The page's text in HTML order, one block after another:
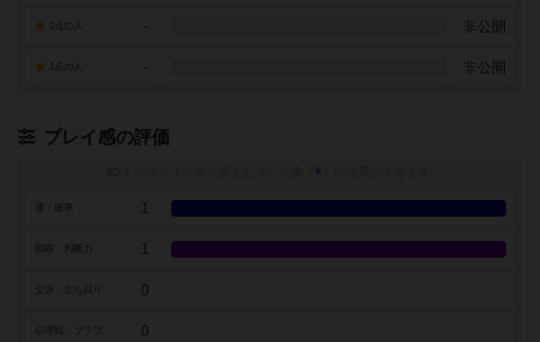
- 非公開
- 非公開
プレイ感の評価
※
1
戦略・判断力 1
0
0